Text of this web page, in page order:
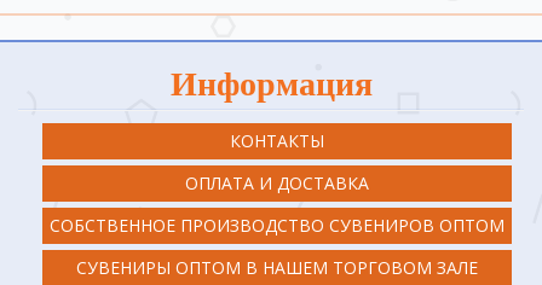
Информация
КОНТАКТЫ
ОПЛАТА И ДОСТАВКА
СОБСТВЕННОЕ ПРОИЗВОДСТВО СУВЕНИРОВ ОПТОМ
СУВЕНИРЫ ОПТОМ В НАШЕМ ТОРГОВОМ ЗАЛЕ